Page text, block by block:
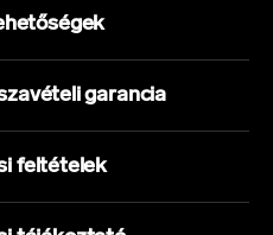
garancia
feltételek